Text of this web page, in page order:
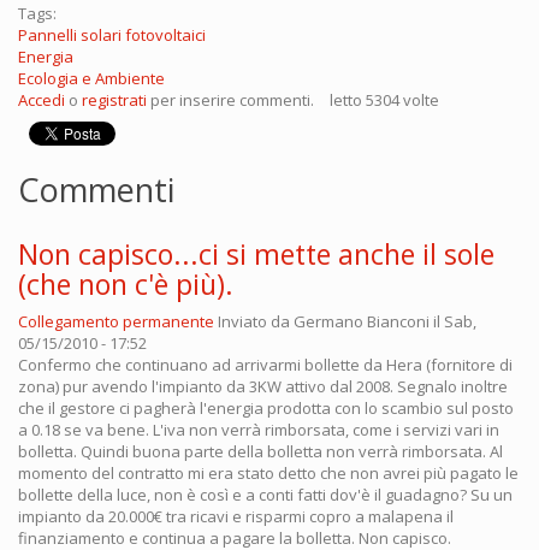
Tags:
Pannelli solari fotovoltaici
Energia
Ecologia e Ambiente
Accedi o registrati per inserire commenti. letto 5304 volte
Commenti
Non capisco...ci si mette anche il sole
(che non c'è più).
Collegamento permanente Inviato da Germano Bianconi il Sab,
05/15/2010 - 17:52
Confermo che continuano ad arrivarmi bollette da Hera (fornitore di
zona) pur avendo l'impianto da 3KW attivo dal 2008. Segnalo inoltre
che il gestore ci pagherà l'energia prodotta con lo scambio sul posto
a 0.18 se va bene. L'iva non verrà rimborsata, come i servizi vari in
bolletta. Quindi buona parte della bolletta non verrà rimborsata. Al
momento del contratto mi era stato detto che non avrei più pagato le
bollette della luce, non è così e a conti fatti dov'è il guadagno? Su un
impianto da 20.000€ tra ricavi e risparmi copro a malapena il
finanziamento e continua a pagare la bolletta. Non capisco.